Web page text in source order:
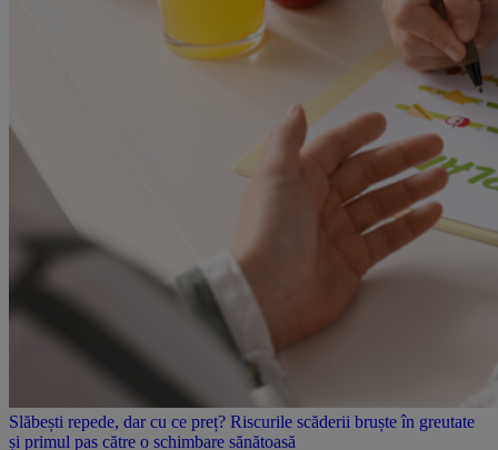
Slăbești repede, dar cu ce preț? Riscurile scăderii bruște în greutate
și primul pas către o schimbare sănătoasă